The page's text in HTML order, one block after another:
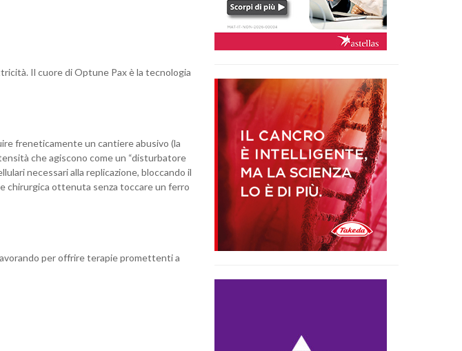
Il cuore di Optune Pax è la tecnologia
freneticamente un cantiere abusivo (la
che agiscono come un “disturbatore
necessari alla replicazione, bloccando il
chirurgica ottenuta senza toccare un ferro
per offrire terapie promettenti a